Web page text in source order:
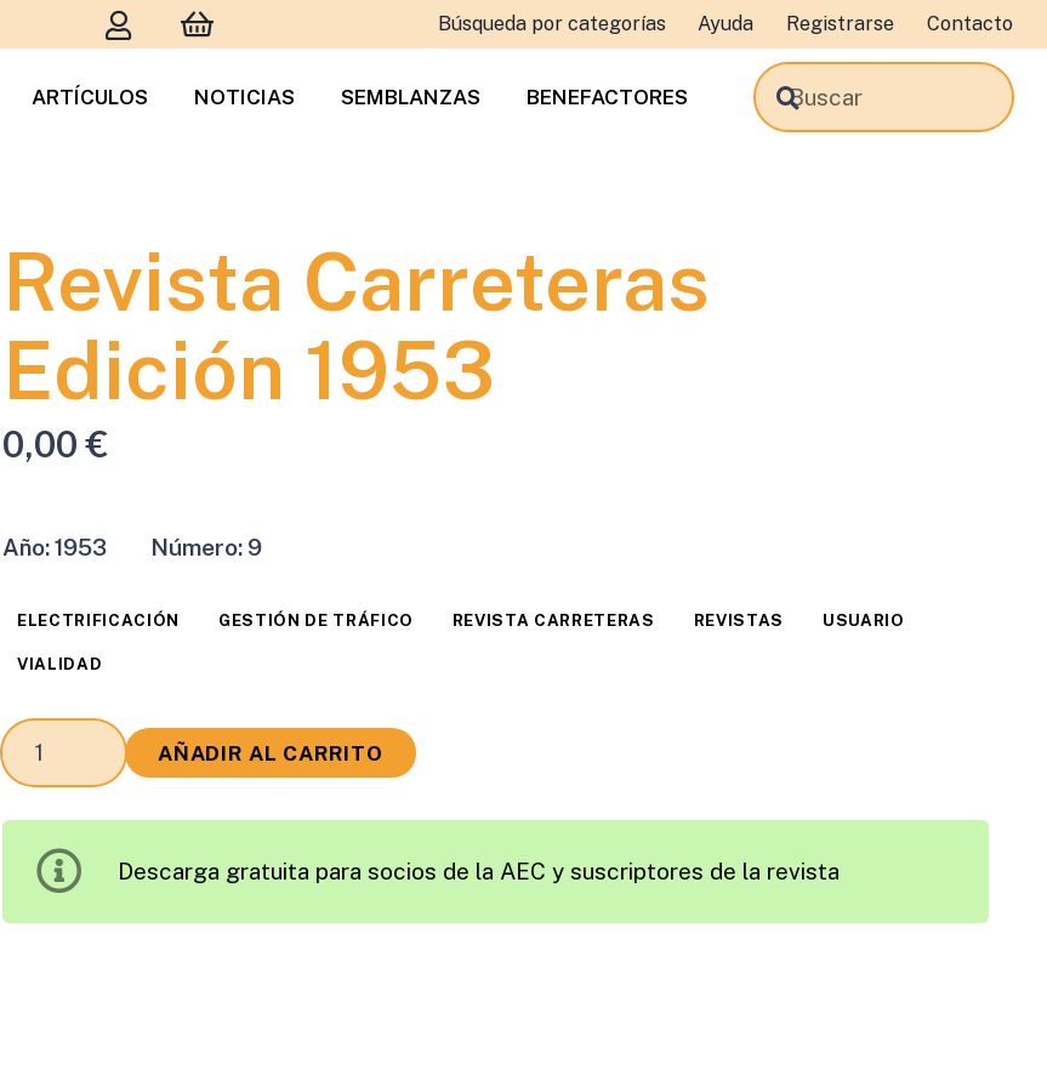
Búsqueda por categorías Ayuda Registrarse Contacto
ARTÍCULOS NOTICIAS SEMBLANZAS BENEFACTORES
Revista Carreteras
Edición 1953
0,00€
Año:1953 Número: 9
ELECTRIFICACIÓN GESTIÓN DE TRÁFICO REVISTA CARRETERAS REVISTAS USUARIO
VIALIDAD
Revista
Carreteras
cantidad
AÑADIR AL CARRITO
Descarga gratuita para socios de la AEC y suscriptores de la revista